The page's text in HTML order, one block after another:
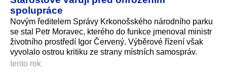
spolupráce
Novým ředitelem Správy Krkonošského národního parku
se stal Petr Moravec, kterého do funkce jmenoval ministr
životního prostředí Igor Červený. Výběrové řízení však
vyvolalo ostrou kritiku ze strany místních samospráv.
tento rok